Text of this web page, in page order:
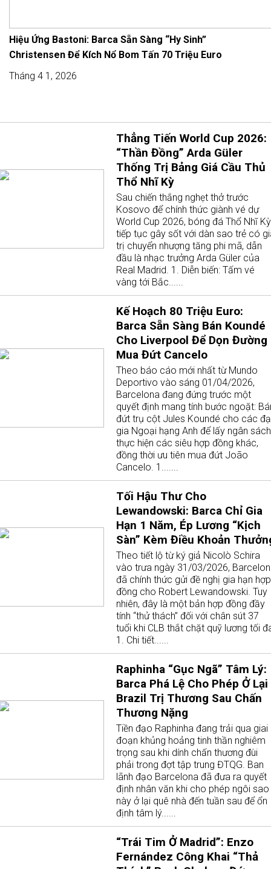
Hiệu Ứng Bastoni: Barca Sẵn Sàng “Hy Sinh”
Christensen Để Kích Nổ Bom Tấn 70 Triệu Euro
Tháng 4 1, 2026
Thẳng Tiến World Cup 2026:
“Thần Đồng” Arda Güler
Thống Trị Bảng Giá Cầu Thủ
Thổ Nhĩ Kỳ
Sau chiến thắng nghẹt thở trước
Kosovo để chính thức giành vé dự
World Cup 2026, bóng đá Thổ Nhĩ Kỳ
tiếp tục gây sốt với dàn sao trẻ có
trị chuyển nhượng tăng phi mã, dẫn
đầu là nhạc trưởng Arda Güler của
Real Madrid. 1. Diễn biến: Tấm vé
vàng tới Bắc......
Kế Hoạch 80 Triệu Euro:
Barca Sẵn Sàng Bán Koundé
Cho Liverpool Để Dọn Đường
Mua Đứt Cancelo
Theo báo cáo mới nhất từ Mundo
Deportivo vào sáng 01/04/2026,
Barcelona đang đứng trước một
quyết định mang tính bước ngoặt:
đứt trụ cột Jules Koundé cho các
gia Ngoại hạng Anh để lấy ngân sách
thực hiện các siêu hợp đồng khác,
đồng thời ưu tiên mua đứt João
Cancelo. 1.......
Tối Hậu Thư Cho
Lewandowski: Barca Chỉ Gia
Hạn 1 Năm, Ép Lương “Kịch
Sàn” Kèm Điều Khoản
Theo tiết lộ từ ký giả Nicolò Schira
vào trưa ngày 31/03/2026,
đã chính thức gửi đề nghị gia hạn hợp
đồng cho Robert Lewandowski. Tuy
nhiên, đây là một bản hợp đồng đầy
tính “thử thách” đối với chân sút 37
tuổi khi CLB thắt chặt quỹ lương tối
1. Chi tiết......
Raphinha “Gục Ngã” Tâm Lý:
Barca Phá Lệ Cho Phép Ở Lại
Brazil Trị Thương Sau Chấn
Thương Nặng
Tiền đạo Raphinha đang trải qua giai
đoạn khủng hoảng tinh thần nghiêm
trọng sau khi dính chấn thương đùi
phải trong đợt tập trung ĐTQG. Ban
lãnh đạo Barcelona đã đưa ra quyết
định nhân văn khi cho phép ngôi sao
này ở lại quê nhà đến tuần sau để ổn
định tâm lý......
“Trái Tim Ở Madrid”: Enzo
Fernández Công Khai “Thả